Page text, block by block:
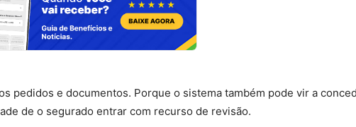
pedidos e documentos. Porque o sistema também pode vir a
de o segurado entrar com recurso de revisão.